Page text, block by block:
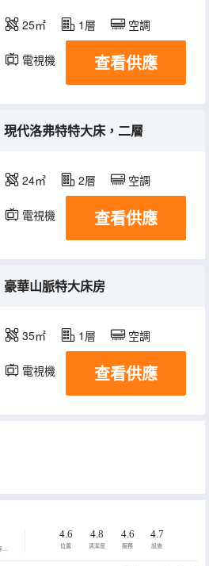
25㎡ 1層 空調
電視機 冰箱
查看供應
現代洛弗特特大床，二層
24㎡ 2層 空調
電視機 查看供應
豪華山脈特大床房
35㎡ 1層 空調
電視機 查看供應
永安旅遊評價由真實酒店住客提供的評價。
4.6
位置
4.8
清潔度
4.6
服務
4.7
設施